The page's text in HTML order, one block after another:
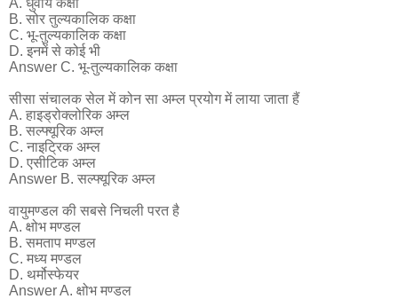
A. धुर्वीय कक्षा
B. सोर तुल्यकालिक कक्षा
C. भू-तुल्यकालिक कक्षा
D. इनमें से कोई भी
Answer C. भू-तुल्यकालिक कक्षा
सीसा संचालक सेल में कोन सा अम्ल प्रयोग में लाया जाता हैं
A. हाइड्रोक्लोरिक अम्ल
B. सल्फ्यूरिक अम्ल
C. नाइट्रिक अम्ल
D. एसीटिक अम्ल
Answer B. सल्फ्यूरिक अम्ल
वायुमण्डल की सबसे निचली परत है
A. क्षोभ मण्डल
B. समताप मण्डल
C. मध्य मण्डल
D. थर्मोस्फेयर
Answer A. क्षोभ मण्डल